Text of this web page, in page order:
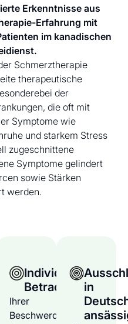
Erkenntnisse aus
Erfahrung mit
im kanadischen
Schmerztherapie
therapeutische
der
die oft mit
Symptome wie
und starkem Stress
zugeschnittene
Symptome gelindert
sowie Stärken
werden.
Individuelle
Betrachtung
Ihrer
Beschwerden
in